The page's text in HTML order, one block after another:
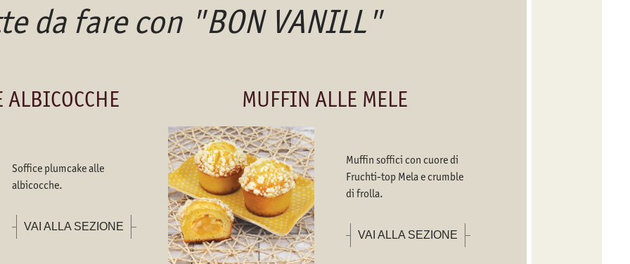
da fare con "BON VANILL"
Soffice plumcake alle
albicocche.
VAI ALLA SEZIONE
MUFFIN ALLE MELE
Muffin soffici con cuore di
Fruchti-top Mela e crumble
di frolla.
VAI ALLA SEZIONE